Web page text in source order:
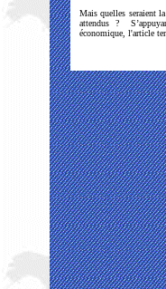
Mais quelles seraient
attendus ?
économique, l'article